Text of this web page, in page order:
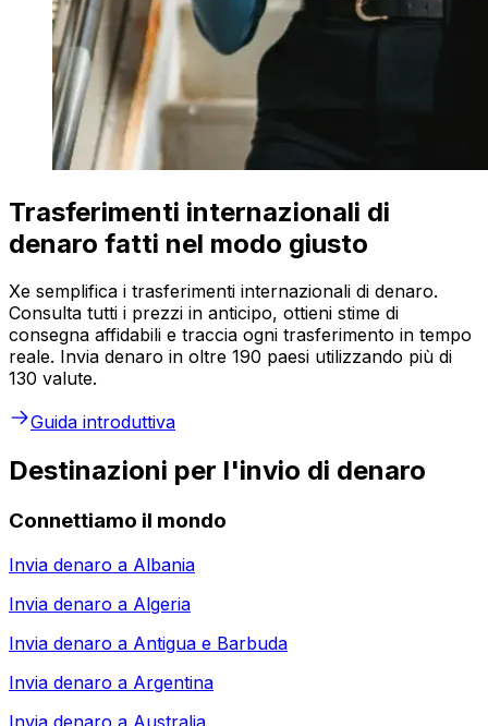
Trasferimenti internazionali di
denaro fatti nel modo giusto
Xe semplifica i trasferimenti internazionali di denaro.
Consulta tutti i prezzi in anticipo, ottieni stime di
consegna affidabili e traccia ogni trasferimento in tempo
reale. Invia denaro in oltre 190 paesi utilizzando più di
130 valute.
Guida introduttiva
Destinazioni per l'invio di denaro
Connettiamo il mondo
Invia denaro a Albania
Invia denaro a Algeria
Invia denaro a Antigua e Barbuda
Invia denaro a Argentina
Invia denaro a Australia